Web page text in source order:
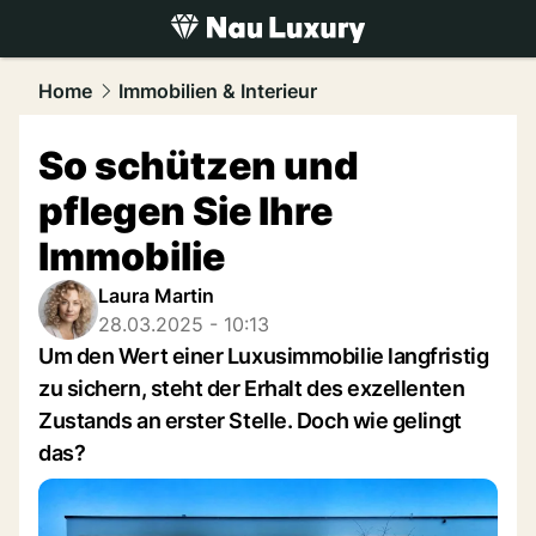
luxury.NAU.ch
Home Immobilien & Interieur
So schützen und
pflegen Sie Ihre
Immobilie
Laura Martin
28.03.2025 - 10:13
Um den Wert einer Luxusimmobilie langfristig
zu sichern, steht der Erhalt des exzellenten
Zustands an erster Stelle. Doch wie gelingt
das?